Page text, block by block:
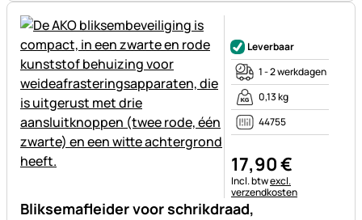
Bliksemafleider voor schrikdraad,
Leverbaar
1 - 2 werkdagen
0,13 kg
44755
17,90€
Belastinginformatie:
Incl. btwexcl.
verzendkosten